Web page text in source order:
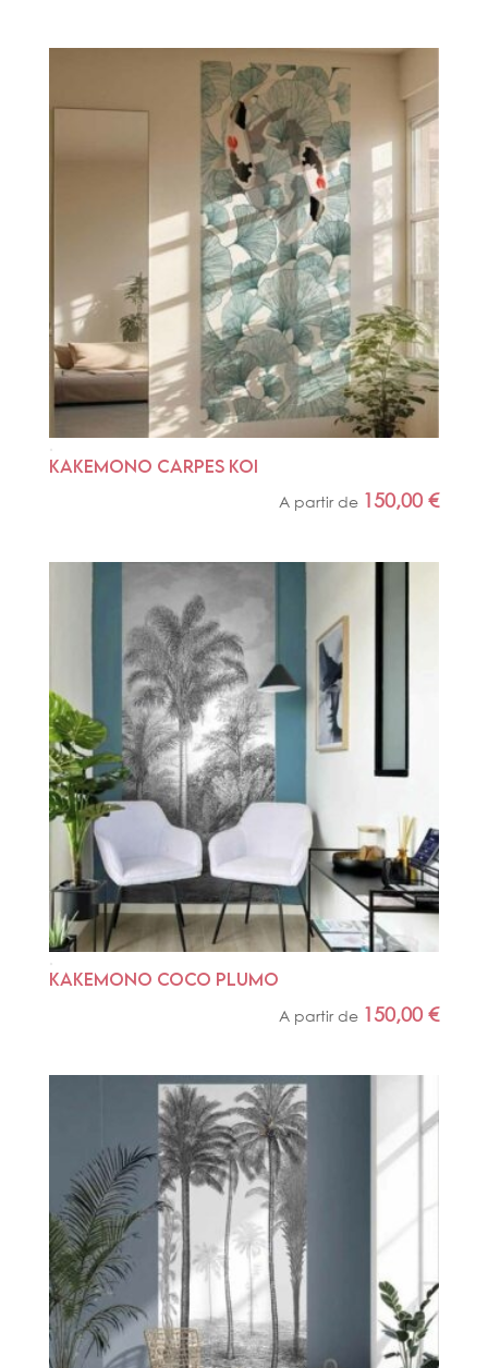
KAKEMONO CARPES KOI
A partir de 150,00€
KAKEMONO COCO PLUMO
A partir de 150,00€